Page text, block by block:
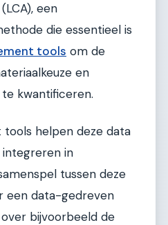
een
die essentieel is
tools om de
en
kwantificeren.
helpen deze data
in
tussen deze
een data-gedreven
over bijvoorbeeld de